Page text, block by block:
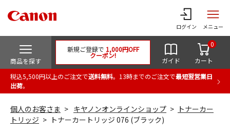
ログイン メニュー
商品を探す
新規ご登録で 1,000円OFF
クーポン!
ガイド カート
0
税込5,500円以上のご注文で送料無料。13時までのご注文で最短翌営業日
出荷。
個人のお客さま キヤノンオンラインショップ
トナーカー
トリッジ
トナーカートリッジ 076 (ブラック)